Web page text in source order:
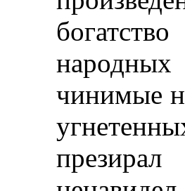
народных
чинимые